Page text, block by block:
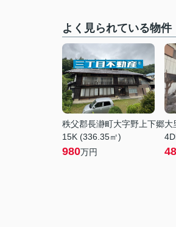
よく見られている物件
秩父郡長瀞町大字野上下郷
15K (336.35㎡)
980万円
大